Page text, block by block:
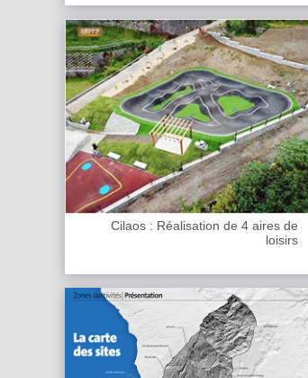
Cilaos : Réalisation de 4 aires de
loisirs